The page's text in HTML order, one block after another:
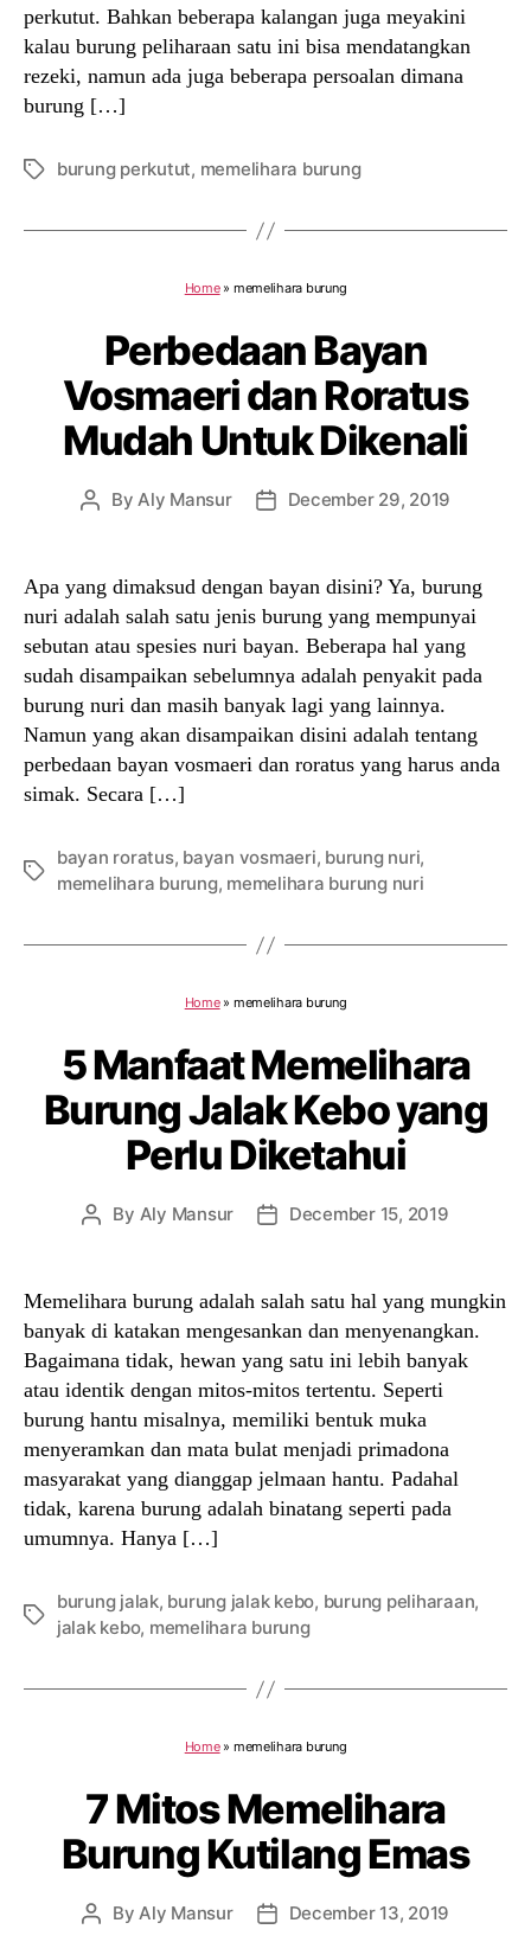
perkutut. Bahkan beberapa kalangan juga meyakini
kalau burung peliharaan satu ini bisa mendatangkan
rezeki, namun ada juga beberapa persoalan dimana
burung […]
Tagsburung perkutut, memelihara burung
Home» memelihara burung
Perbedaan Bayan
Vosmaeri dan Roratus
Mudah Untuk Dikenali
PostByAly Mansur
PostDecember 29, 2019
Apa yang dimaksud dengan bayan disini? Ya, burung
nuri adalah salah satu jenis burung yang mempunyai
sebutan atau spesies nuri bayan. Beberapa hal yang
sudah disampaikan sebelumnya adalah penyakit pada
burung nuri dan masih banyak lagi yang lainnya.
Namun yang akan disampaikan disini adalah tentang
perbedaan bayan vosmaeri dan roratus yang harus anda
simak. Secara […]
Tags
bayan roratus, bayan vosmaeri, burung nuri,
memelihara burung, memelihara burung nuri
Home» memelihara burung
5 Manfaat Memelihara
Burung Jalak Kebo yang
Perlu Diketahui
Post
By Aly Mansur
PostDecember 15, 2019
Memelihara burung adalah salah satu hal yang mungkin
banyak di katakan mengesankan dan menyenangkan.
Bagaimana tidak, hewan yang satu ini lebih banyak
atau identik dengan mitos-mitos tertentu. Seperti
burung hantu misalnya, memiliki bentuk muka
menyeramkan dan mata bulat menjadi primadona
masyarakat yang dianggap jelmaan hantu. Padahal
tidak, karena burung adalah binatang seperti pada
umumnya. Hanya […]
Tags
burung jalak, burung jalak kebo, burung peliharaan,
jalak kebo, memelihara burung
Home» memelihara burung
7 Mitos Memelihara
Burung Kutilang Emas
PostByAly Mansur
PostDecember 13, 2019